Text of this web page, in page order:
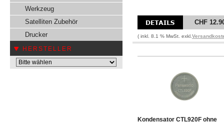
Werkzeug
Satelliten Zubehör
Drucker
HERSTELLER
CHF
( inkl. 8.1 % MwSt. exkl.
Kondensator CTL920F ohne